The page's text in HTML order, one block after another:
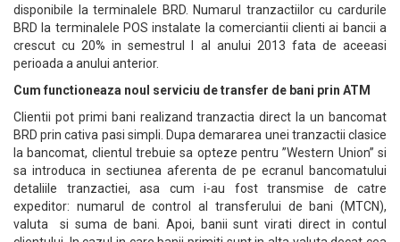
disponibile la terminalele BRD. Numarul tranzactiilor cu cardurile
BRD la terminalele POS instalate la comerciantii clienti ai bancii a
crescut cu 20% in semestrul I al anului 2013 fata de aceeasi
perioada a anului anterior.
Cum functioneaza noul serviciu de transfer de bani prin ATM
Clientii pot primi bani realizand tranzactia direct la un bancomat
BRD prin cativa pasi simpli. Dupa demararea unei tranzactii clasice
la bancomat, clientul trebuie sa opteze pentru ”Western Union” si
sa introduca in sectiunea aferenta de pe ecranul bancomatului
detaliile tranzactiei, asa cum i-au fost transmise de catre
expeditor: numarul de control al transferului de bani (MTCN),
valuta si suma de bani. Apoi, banii sunt virati direct in contul